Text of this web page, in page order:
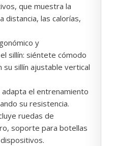
que muestra la
distancia, las calorías,
y
sillín: siéntete cómodo
sillín ajustable vertical
el entrenamiento
su resistencia.
ruedas de
soporte para botellas